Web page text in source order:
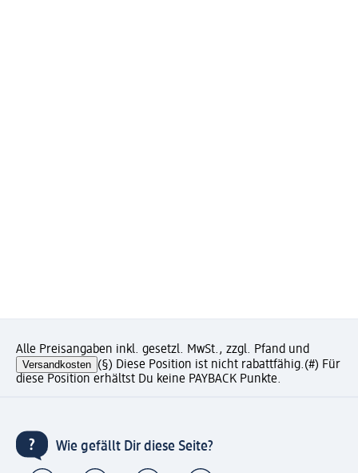
Alle Preisangaben inkl. gesetzl. MwSt., zzgl. Pfand und
Versandkosten (§) Diese Position ist nicht rabattfähig.(#) Für
diese Position erhältst Du keine PAYBACK Punkte.
Wie gefällt Dir diese Seite?